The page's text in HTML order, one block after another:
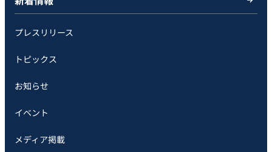
プレスリリース
トピックス
お知らせ
イベント
メディア掲載